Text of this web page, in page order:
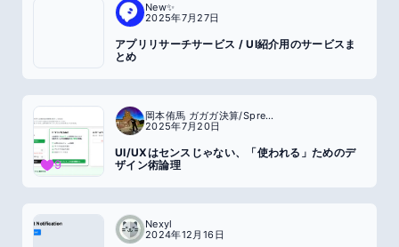
New✨
2025年7月27日
アプリリサーチサービス / UI紹介用のサービスま
とめ
岡本侑馬 ガガガ決算/SpreadSite
2025年7月20日
UI/UXはセンスじゃない、「使われる」ためのデ
ザイン術論理
9
Nexyl
2024年12月16日